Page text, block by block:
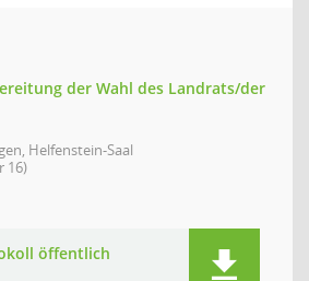
der Wahl des Landrats/der
Helfenstein-Saal
16)
öffentlich